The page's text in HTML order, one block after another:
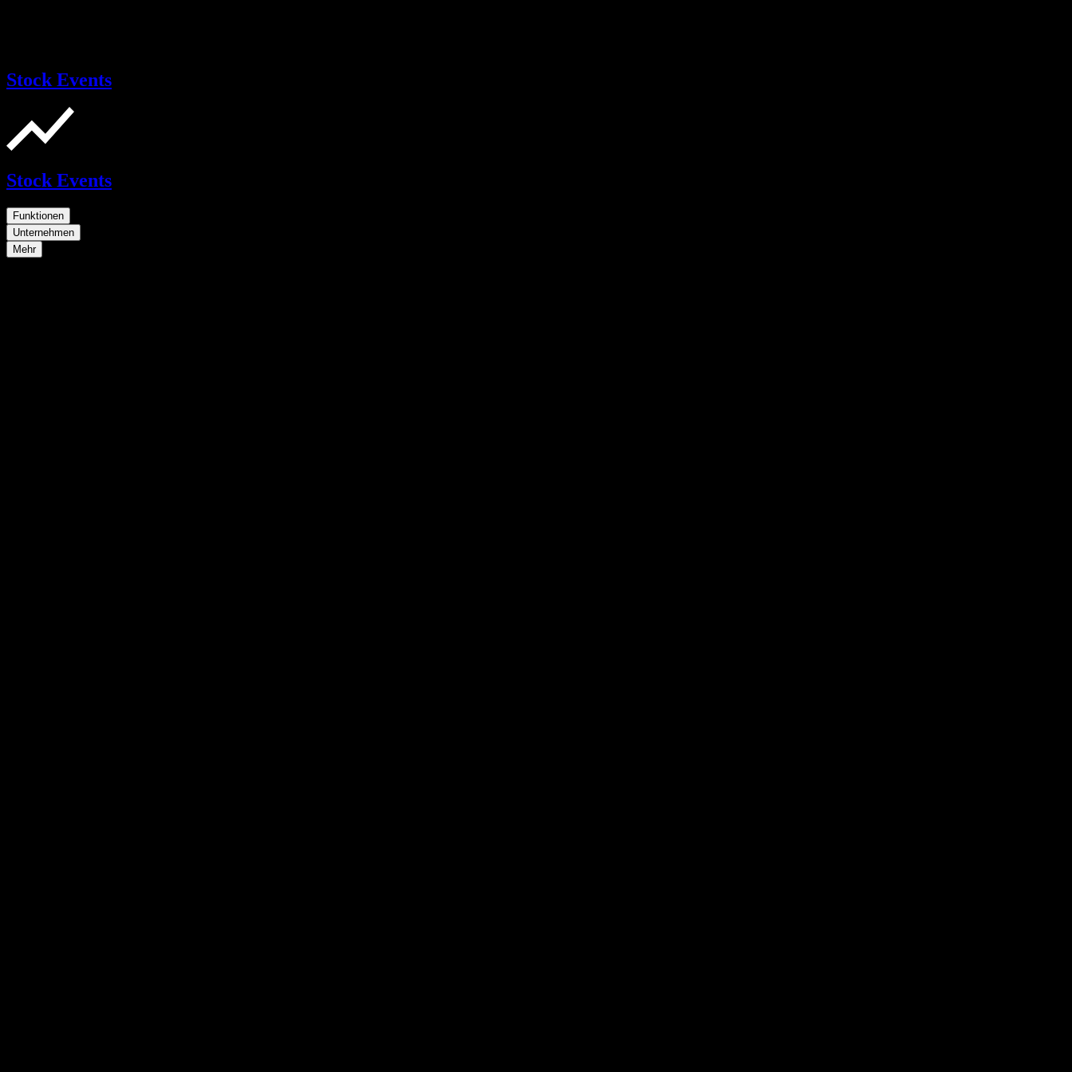
Stock Events
Stock Events
Funktionen
Unternehmen
Mehr